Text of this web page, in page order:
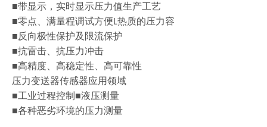
■带显示，实时显示压力值生产工艺
■零点、满量程调试方便L热质的压力容
■反向极性保护及限流保护
■抗雷击、抗压力冲击
■高精度、高稳定性、高可靠性
压力变送器传感器应用领域
■工业过程控制■液压测量
■各种恶劣环境的压力测量